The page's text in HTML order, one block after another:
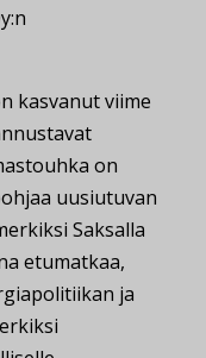
kasvanut viime
on
uusiutuvan
Saksalla
etumatkaa,
ja